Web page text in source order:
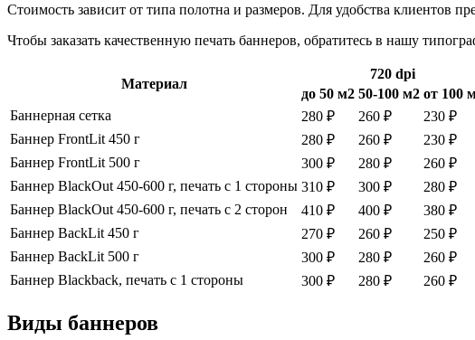
Стоимость зависит от типа полотна и размеров. Для удобства клиентов
Чтобы заказать качественную печать баннеров, обратитесь в нашу
Материал
720 dpi
до 50 м2 50-100 м2 от 100
Баннерная сетка
280 ₽ 260 ₽ 230 ₽
Баннер FrontLit 450 г
280 ₽ 260 ₽ 230 ₽
Баннер FrontLit 500 г
300 ₽ 280 ₽ 260 ₽
Баннер BlackOut 450-600 г, печать с 1 стороны 310 ₽ 300 ₽ 280 ₽
Баннер BlackOut 450-600 г, печать с 2 сторон
410 ₽ 400 ₽ 380 ₽
Баннер BackLit 450 г
270 ₽ 260 ₽ 250 ₽
Баннер BackLit 500 г
300 ₽ 280 ₽ 260 ₽
Баннер Blackback, печать с 1 стороны
300 ₽ 280 ₽ 260 ₽
Виды баннеров